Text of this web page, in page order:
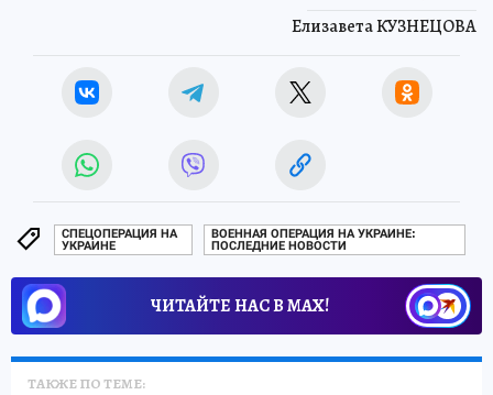
Елизавета КУЗНЕЦОВА
СПЕЦОПЕРАЦИЯ НА
УКРАИНЕ
ВОЕННАЯ ОПЕРАЦИЯ НА УКРАИНЕ:
ПОСЛЕДНИЕ НОВОСТИ
ЧИТАЙТЕ НАС В МАХ!
ТАКЖЕ ПО ТЕМЕ: